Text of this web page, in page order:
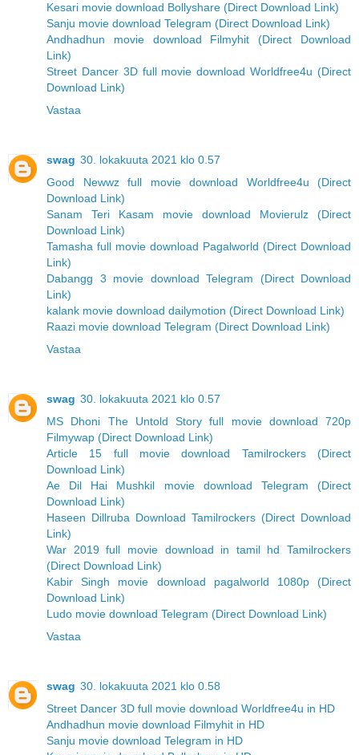
Kesari movie download Bollyshare (Direct Download Link)
Sanju movie download Telegram (Direct Download Link)
Andhadhun movie download Filmyhit (Direct Download
Link)
Street Dancer 3D full movie download Worldfree4u (Direct
Download Link)
Vastaa
swag 30. lokakuuta 2021 klo 0.57
Good Newwz full movie download Worldfree4u (Direct
Download Link)
Sanam Teri Kasam movie download Movierulz (Direct
Download Link)
Tamasha full movie download Pagalworld (Direct Download
Link)
Dabangg 3 movie download Telegram (Direct Download
Link)
kalank movie download dailymotion (Direct Download Link)
Raazi movie download Telegram (Direct Download Link)
Vastaa
swag 30. lokakuuta 2021 klo 0.57
MS Dhoni The Untold Story full movie download 720p
Filmywap (Direct Download Link)
Article 15 full movie download Tamilrockers (Direct
Download Link)
Ae Dil Hai Mushkil movie download Telegram (Direct
Download Link)
Haseen Dillruba Download Tamilrockers (Direct Download
Link)
War 2019 full movie download in tamil hd Tamilrockers
(Direct Download Link)
Kabir Singh movie download pagalworld 1080p (Direct
Download Link)
Ludo movie download Telegram (Direct Download Link)
Vastaa
swag 30. lokakuuta 2021 klo 0.58
Street Dancer 3D full movie download Worldfree4u in HD
Andhadhun movie download Filmyhit in HD
Sanju movie download Telegram in HD